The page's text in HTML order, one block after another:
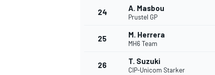
24 A. Masbou
Prustel GP
25 M. Herrera
MH6 Team
26 T. Suzuki
CIP-Unicom Starker